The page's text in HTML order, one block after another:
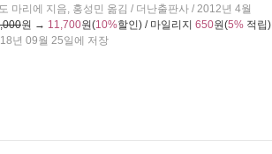
마리에 지음, 홍성민 옮김 / 더난출판사 / 2012년 4월
원 → 11,700원(10%할인) / 마일리지 650원(5% 적립)
년 09월 25일에 저장